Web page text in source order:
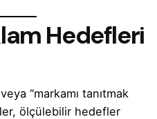
Hedefleri
“markamı tanıtmak
ölçülebilir hedefler